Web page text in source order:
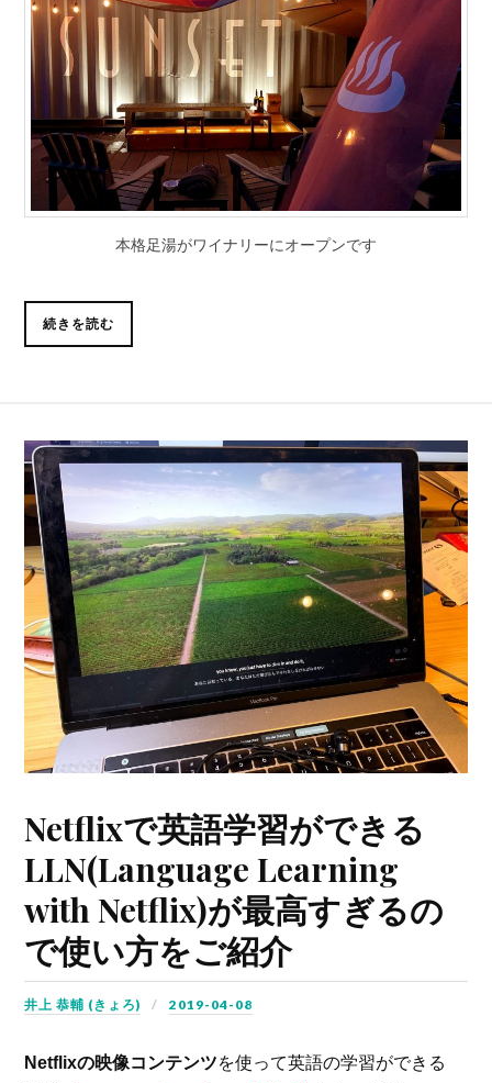
本格足湯がワイナリーにオープンです
続きを読む
Netflixで英語学習ができる
LLN(Language Learning
with Netflix)が最高すぎるの
で使い方をご紹介
井上 恭輔 (きょろ) 2019-04-08
Netflixの映像コンテンツを使って英語の学習ができる